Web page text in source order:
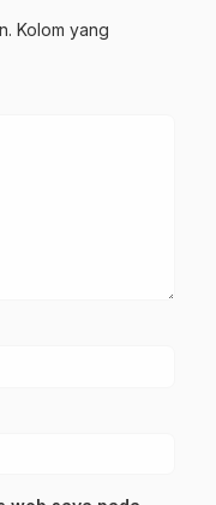
Kolom yang